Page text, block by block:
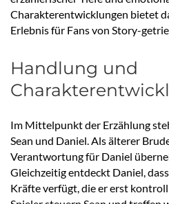
Charakterentwicklungen bietet
Erlebnis für Fans von Story-
Handlung und
Im Mittelpunkt der Erzählung
Sean und Daniel. Als älterer
Verantwortung für Daniel
Gleichzeitig entdeckt Daniel,
Kräfte verfügt, die er erst